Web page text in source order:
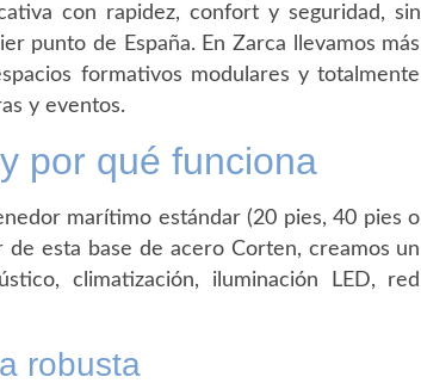
con rapidez, confort y seguridad, sin
punto de España. En Zarca llevamos más
formativos modulares y totalmente
y eventos.
por qué funciona
marítimo estándar (20 pies, 40 pies o
esta base de acero Corten, creamos un
climatización, iluminación LED, red
robusta